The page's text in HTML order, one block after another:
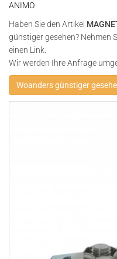
ANIMO
Haben Sie den Artikel
günstiger gesehen? Nehmen
einen Link.
Wir werden Ihre Anfrage
Woanders günstiger